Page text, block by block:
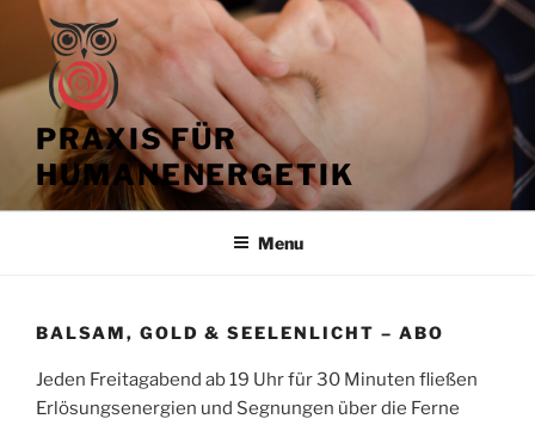
content
PRAXIS FÜR
HUMANENERGETIK
Menu
BALSAM, GOLD & SEELENLICHT – ABO
Jeden Freitagabend ab 19 Uhr für 30 Minuten fließen
Erlösungsenergien und Segnungen über die Ferne